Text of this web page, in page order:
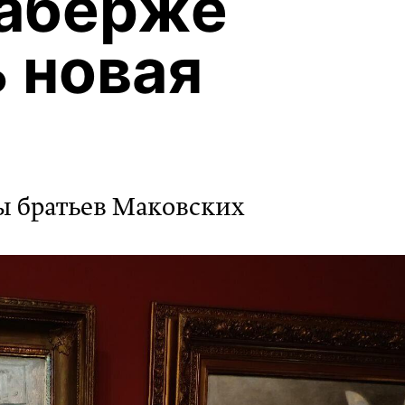
братьев Маковских